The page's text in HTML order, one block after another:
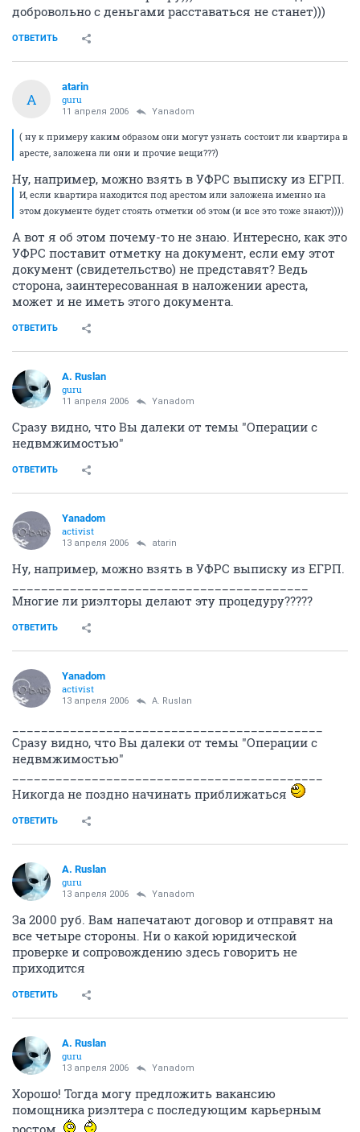
добровольно с деньгами расставаться не станет)))
ОТВЕТИТЬ
A
atarin
guru
11 апреля 2006 Yanadom
( ну к примеру каким образом они могут узнать состоит ли квартира в
аресте, заложена ли они и прочие вещи???)
Ну, например, можно взять в УФРС выписку из ЕГРП.
И, если квартира находится под арестом или заложена именно на
этом документе будет стоять отметки об этом (и все это тоже знают))))
А вот я об этом почему-то не знаю. Интересно, как это
УФРС поставит отметку на документ, если ему этот
документ (свидетельство) не представят? Ведь
сторона, заинтересованная в наложении ареста,
может и не иметь этого документа.
ОТВЕТИТЬ
A. Ruslan
guru
11 апреля 2006 Yanadom
Сразу видно, что Вы далеки от темы "Операции с
недвмжимостью"
ОТВЕТИТЬ
Yanadom
activist
13 апреля 2006 atarin
Ну, например, можно взять в УФРС выписку из ЕГРП.
Многие ли риэлторы делают эту процедуру?????
ОТВЕТИТЬ
Yanadom
activist
13 апреля 2006 A. Ruslan
Сразу видно, что Вы далеки от темы "Операции с
недвмжимостью"
Никогда не поздно начинать приближаться
ОТВЕТИТЬ
A. Ruslan
guru
13 апреля 2006 Yanadom
За 2000 руб. Вам напечатают договор и отправят на
все четыре стороны. Ни о какой юридической
проверке и сопровождению здесь говорить не
приходится
ОТВЕТИТЬ
A. Ruslan
guru
13 апреля 2006 Yanadom
Хорошо! Тогда могу предложить вакансию
помощника риэлтера с последующим карьерным
ростом